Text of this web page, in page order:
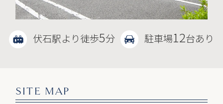
伏石駅より徒歩5分 駐車場12台あり
SITE MAP